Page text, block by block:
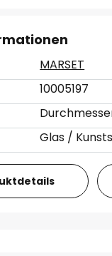
MARSET
10005197
Glas /